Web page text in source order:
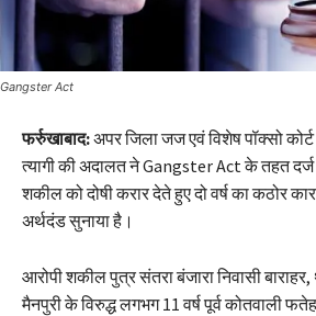
Gangster Act
फर्रुखाबाद:अपर जिला जज एवं विशेष पॉक्सो कोर्ट
त्यागी की अदालत ने Gangster Act के तहत
शकील को दोषी करार देते हुए दो वर्ष का कठोर
अर्थदंड सुनाया है।
आरोपी शकील पुत्र संतरा बंजारा निवासी
मैनपुरी के विरुद्ध लगभग 11 वर्ष पूर्व कोतवाली